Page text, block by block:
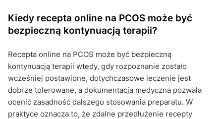
Kiedy recepta online na PCOS może być
bezpieczną kontynuacją terapii?
Recepta online na PCOS może być bezpieczną
kontynuacją terapii wtedy, gdy rozpoznanie zostało
wcześniej postawione, dotychczasowe leczenie jest
dobrze tolerowane, a dokumentacja medyczna pozwala
ocenić zasadność dalszego stosowania preparatu. W
praktyce oznacza to, że zdalne przedłużenie recepty